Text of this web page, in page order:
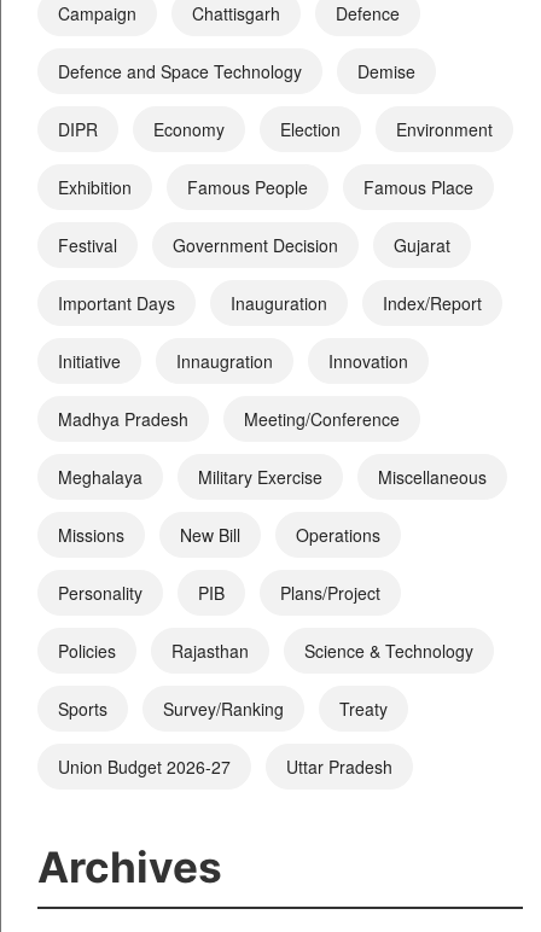
Campaign Chattisgarh Defence
Defence and Space Technology Demise
DIPR Economy Election Environment
Exhibition Famous People Famous Place
Festival Government Decision Gujarat
Important Days Inauguration Index/Report
Initiative Innaugration Innovation
Madhya Pradesh Meeting/Conference
Meghalaya Military Exercise Miscellaneous
Missions New Bill Operations
Personality PIB Plans/Project
Policies Rajasthan Science & Technology
Sports Survey/Ranking Treaty
Union Budget 2026-27 Uttar Pradesh
Archives